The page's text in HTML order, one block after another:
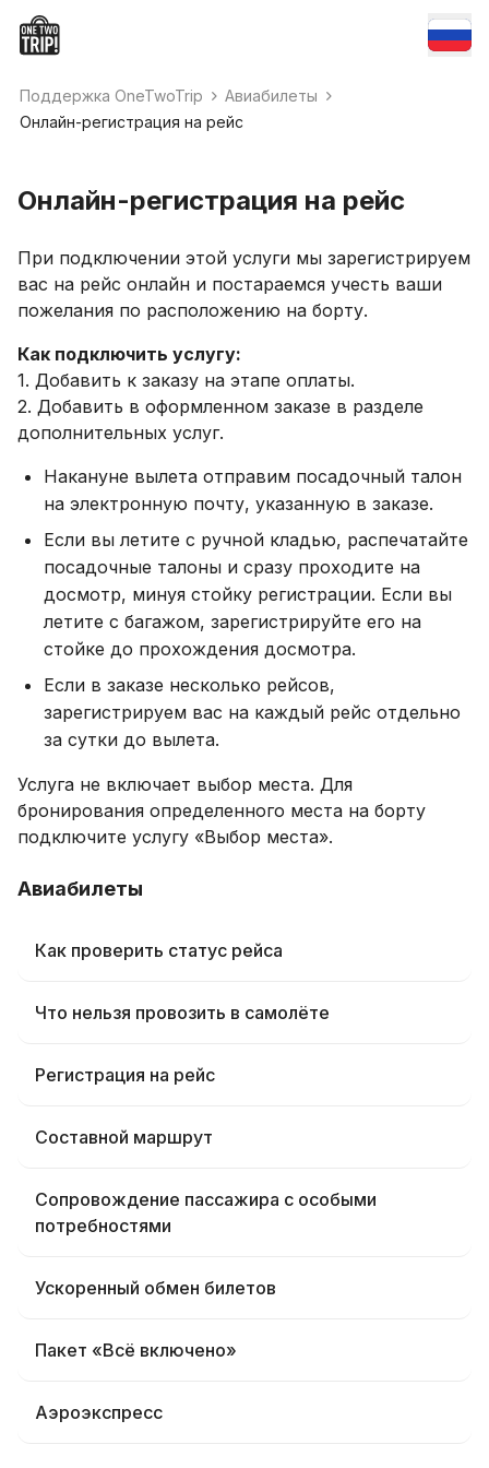
Поддержка OneTwoTrip
Авиабилеты
Онлайн-регистрация на рейс
Онлайн-регистрация на рейс
При подключении этой услуги мы зарегистрируем
вас на рейс онлайн и постараемся учесть ваши
пожелания по расположению на борту.
Как подключить услугу:
1. Добавить к заказу на этапе оплаты.
2. Добавить в оформленном заказе в разделе
дополнительных услуг.
Накануне вылета отправим посадочный талон
на электронную почту, указанную в заказе.
Если вы летите с ручной кладью, распечатайте
посадочные талоны и сразу проходите на
досмотр, минуя стойку регистрации. Если вы
летите с багажом, зарегистрируйте его на
стойке до прохождения досмотра.
Если в заказе несколько рейсов,
зарегистрируем вас на каждый рейс отдельно
за сутки до вылета.
Услуга не включает выбор места. Для
бронирования определенного места на борту
подключите услугу «Выбор места».
Авиабилеты
Как проверить статус рейса
Что нельзя провозить в самолёте
Регистрация на рейс
Составной маршрут
Сопровождение пассажира с особыми
потребностями
Ускоренный обмен билетов
Пакет «Всё включено»
Аэроэкспресс